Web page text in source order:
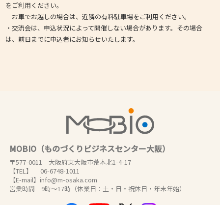
をご利用ください。
お車でお越しの場合は、近隣の有料駐車場をご利用ください。
・交流会は、申込状況によって開催しない場合があります。その場合
は、前日までに申込者にお知らせいたします。
MOBIO（ものづくりビジネスセンター大阪）
〒577-0011 大阪府東大阪市荒本北1-4-17
【TEL】 06-6748-1011
【E-mail】info@m-osaka.com
営業時間 9時～17時（休業日：土・日・祝休日・年末年始）